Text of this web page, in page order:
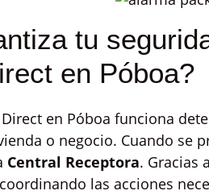
tu
en Póboa?
en Póboa funciona
o negocio. Cuando se
Central Receptora. Gracias
las acciones